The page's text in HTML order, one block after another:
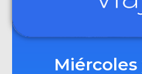
Miércoles